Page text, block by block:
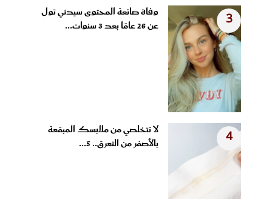
3
وفاة صانعة المحتوى سيدني تول
عن 26 عامًا بعد 3 سنوات...
4
لا تتخلصي من ملابسك المبقعة
بالأصفر من التعرق.. 5...